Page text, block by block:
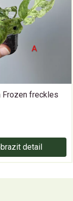
Frozen freckles
detail